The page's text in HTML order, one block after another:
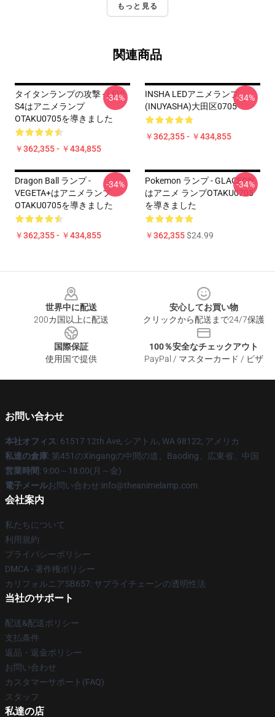
もっと見る
関連商品
タイタンランプの攻撃 - LEVI
S4はアニメランプ
OTAKU0705を導きました
￥362,355 - ￥434,855
-34%
INSHA LEDアニメランプ
(INUYASHA)大田区0705
￥362,355 - ￥434,855
-34%
Dragon Ball ランプ -
VEGETA+はアニメランプ
OTAKU0705を導きました
￥362,355 - ￥434,855
-34%
Pokemon ランプ - GLACEON
はアニメ ランプOTAKU0705
を導きました
￥362,355$24.99
-34%
世界中に配送
200カ国以上に配送
安心してお買い物
クリックから配送まで24/7保護
国際保証
使用国で提供
100％安全なチェックアウト
PayPal / マスターカード / ビザ
お問い合わせ
本社オフィス: 61517 12th Ave, シアトル, WA 98122, アメリカ
私達の倉庫: 第451のXingangの中間の道、Baoding、広東省、中国
営業時間: 9:00～18:00(月～金)
電子メールお問い合わせ:info@theanimelamp.com
会社案内
私たちについて
利用規約
プライバシーポリシー
DMCA - 著作権ポリシー
カリフォルニアSB657: サプライチェーンの透明性法
当社のサポート
配送&配送ポリシー
支払条件
返品・返金ポリシー
お問い合わせ
カスタマーサポート(FAQ)
スタッフ
私達の店